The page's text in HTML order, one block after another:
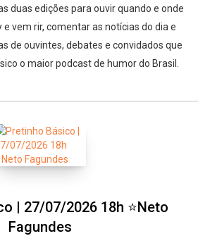
duas edições para ouvir quando e onde
e vem rir, comentar as notícias do dia e
de ouvintes, debates e convidados que
o maior podcast de humor do Brasil.
| 27/07/2026 18h ⭐Neto
Fagundes